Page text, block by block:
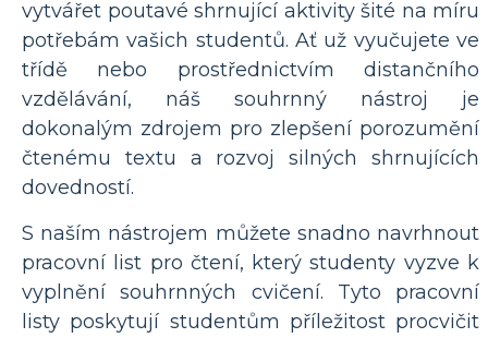
vytvářet poutavé shrnující aktivity šité na míru
potřebám vašich studentů. Ať už vyučujete ve
třídě nebo prostřednictvím distančního
vzdělávání, náš souhrnný nástroj je
dokonalým zdrojem pro zlepšení porozumění
čtenému textu a rozvoj silných shrnujících
dovedností.
S naším nástrojem můžete snadno navrhnout
pracovní list pro čtení, který studenty vyzve k
vyplnění souhrnných cvičení. Tyto pracovní
listy poskytují studentům příležitost procvičit